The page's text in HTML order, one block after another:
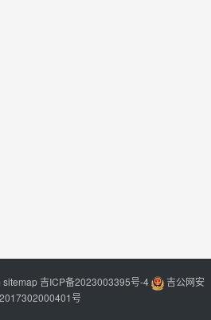
sitemap吉ICP备2023003395号-4
吉公网安
号